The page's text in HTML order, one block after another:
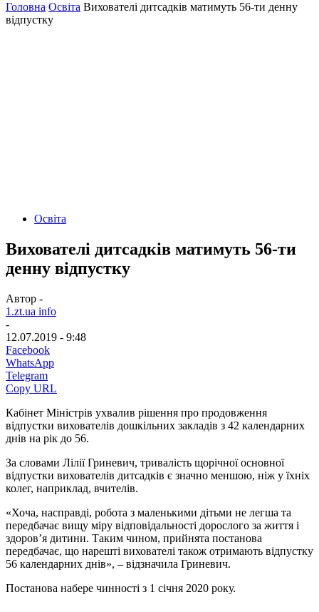
Головна Освіта Вихователі дитсадків матимуть 56-ти денну
відпустку
Освіта
Вихователі дитсадків матимуть 56-ти
денну відпустку
Автор -
1.zt.ua info
-
12.07.2019 - 9:48
Facebook
WhatsApp
Telegram
Copy URL
Кабінет Міністрів ухвалив рішення про продовження
відпустки вихователів дошкільних закладів з 42 календарних
днів на рік до 56.
За словами Лілії Гриневич, тривалість щорічної основної
відпустки вихователів дитсадків є значно меншою, ніж у їхніх
колег, наприклад, вчителів.
«Хоча, насправді, робота з маленькими дітьми не легша та
передбачає вищу міру відповідальності дорослого за життя і
здоров’я дитини. Таким чином, прийнята постанова
передбачає, що нарешті вихователі також отримають відпустку
56 календарних днів», – відзначила Гриневич.
Постанова набере чинності з 1 січня 2020 року.